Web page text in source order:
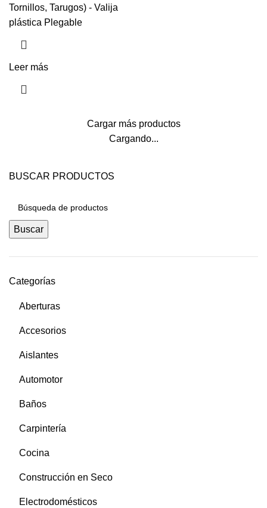
BUSCAR PRODUCTOS
Buscar
Categorías
Aberturas
Accesorios
Aislantes
Automotor
Baños
Carpintería
Cocina
Construcción en Seco
Electrodomésticos
Tornillos, Tarugos) - Valija
plástica Plegable
Leer más
Cargar más productos
Cargando...